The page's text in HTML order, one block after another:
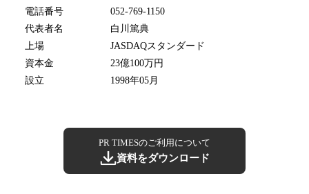
電話番号
052-769-1150
代表者名
白川篤典
上場
JASDAQスタンダード
資本金
23億100万円
設立
1998年05月
PR TIMESのご利用について
資料をダウンロード